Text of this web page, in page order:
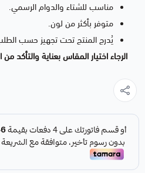
مناسب للشتاء والدوام الرسمي.
متوفر بأكثر من لون.
يُدرج المنتج تحت تجهيز حسب
الرجاء اختيار المقاس بعناية والتأكد